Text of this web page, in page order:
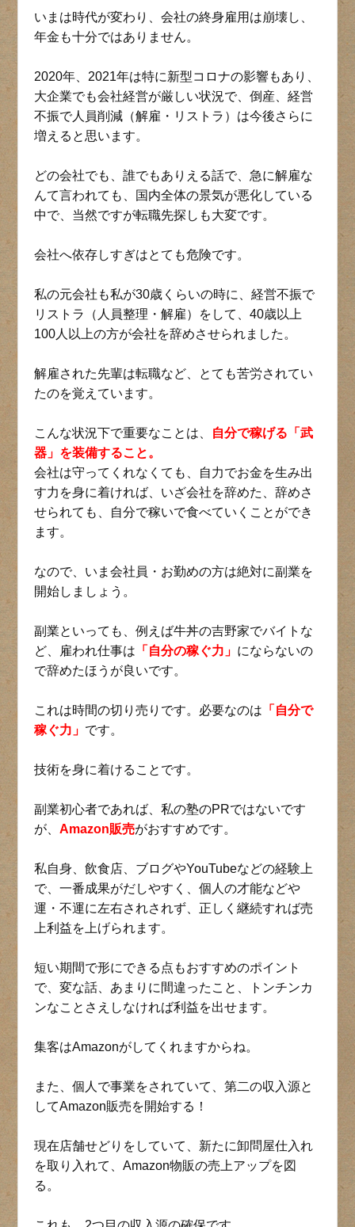
いまは時代が変わり、会社の終身雇用は崩壊し、
年金も十分ではありません。
2020年、2021年は特に新型コロナの影響もあり、
大企業でも会社経営が厳しい状況で、倒産、経営
不振で人員削減（解雇・リストラ）は今後さらに
増えると思います。
どの会社でも、誰でもありえる話で、急に解雇な
んて言われても、国内全体の景気が悪化している
中で、当然ですが転職先探しも大変です。
会社へ依存しすぎはとても危険です。
私の元会社も私が30歳くらいの時に、経営不振で
リストラ（人員整理・解雇）をして、40歳以上
100人以上の方が会社を辞めさせられました。
解雇された先輩は転職など、とても苦労されてい
たのを覚えています。
こんな状況下で重要なことは、 自分で稼げる「武
器」を装備すること。
会社は守ってくれなくても、自力でお金を生み出
す力を身に着ければ、いざ会社を辞めた、辞めさ
せられても、自分で稼いで食べていくことができ
ます。
なので、いま会社員・お勤めの方は絶対に副業を
開始しましょう。
副業といっても、例えば牛丼の吉野家でバイトな
ど、雇われ仕事は 「自分の稼ぐ力」 にならないの
で辞めたほうが良いです。
これは時間の切り売りです。必要なのは 「自分で
稼ぐ力」 です。
技術を身に着けることです。
副業初心者であれば、私の塾のPRではないです
が、Amazon販売がおすすめです。
私自身、飲食店、ブログやYouTubeなどの経験上
で、一番成果がだしやすく、個人の才能などや
運・不運に左右されされず、正しく継続すれば売
上利益を上げられます。
短い期間で形にできる点もおすすめのポイント
で、変な話、あまりに間違ったこと、トンチンカ
ンなことさえしなければ利益を出せます。
集客はAmazonがしてくれますからね。
また、個人で事業をされていて、第二の収入源と
してAmazon販売を開始する！
現在店舗せどりをしていて、新たに卸問屋仕入れ
を取り入れて、Amazon物販の売上アップを図
る。